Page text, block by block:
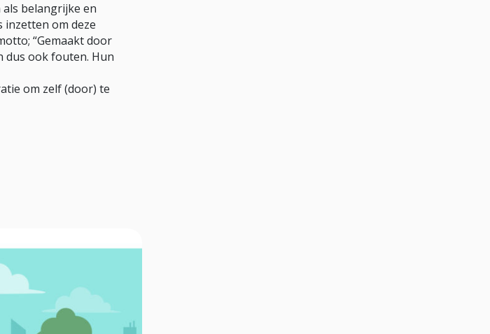
belangrijke en
inzetten om deze
“Gemaakt door
dus ook fouten. Hun
om zelf (door) te